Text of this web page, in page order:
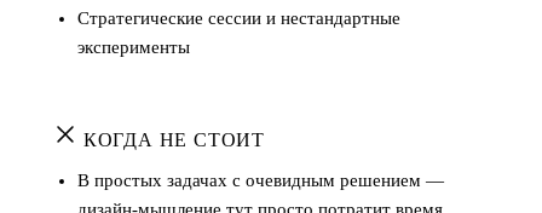
Стратегические сессии и нестандартные
эксперименты
КОГДА НЕ СТОИТ
В простых задачах с очевидным решением —